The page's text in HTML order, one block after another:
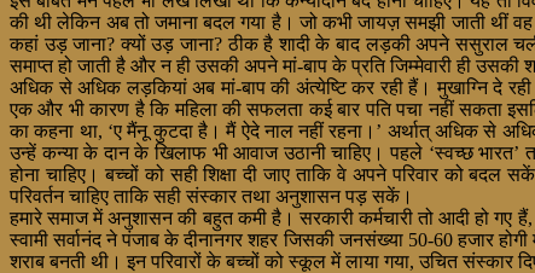
की थी लेकिन अब तो जमाना बदल गया है। जो कभी जायज़ समझी जाती थीं
कहां उड़ जाना? क्यों उड़ जाना? ठीक है शादी के बाद लड़की अपने ससुराल
समाप्त हो जाती है और न ही उसकी अपने मां-बाप के प्रति जिम्मेवारी ही उसकी
अधिक से अधिक लड़कियां अब मां-बाप की अंत्येष्टि कर रही हैं। मुखाग्नि दे
एक और भी कारण है कि महिला की सफलता कई बार पति पचा नहीं सकता
का कहना था, ‘ए मैंनू कुटदा है। मैं ऐदे नाल नहीं रहना।’ अर्थात् अधिक से
उन्हें कन्या के दान के खिलाफ भी आवाज उठानी चाहिए। पहले ‘स्वच्छ
होना चाहिए। बच्चों को सही शिक्षा दी जाए ताकि वे अपने परिवार को
परिवर्तन चाहिए ताकि सही संस्कार तथा अनुशासन पड़ सकें।
हमारे समाज में अनुशासन की बहुत कमी है। सरकारी कर्मचारी तो आदी हो गए
स्वामी सर्वानंद ने पंजाब के दीनानगर शहर जिसकी जनसंख्या 50-60 हजार
शराब बनती थी। इन परिवारों के बच्चों को स्कूल में लाया गया, उचित संस्कार